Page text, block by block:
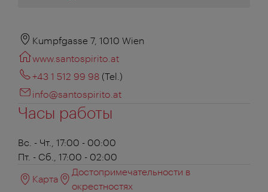
Kumpfgasse 7, 1010 Wien
www.santospirito.at
+43 1 512 99 98 (Tel.)
info@santospirito.at
Часы работы
Вс. - Чт., 17:00 - 00:00
Пт. - Сб., 17:00 - 02:00
Карта
Достопримечательности в
окрестностях